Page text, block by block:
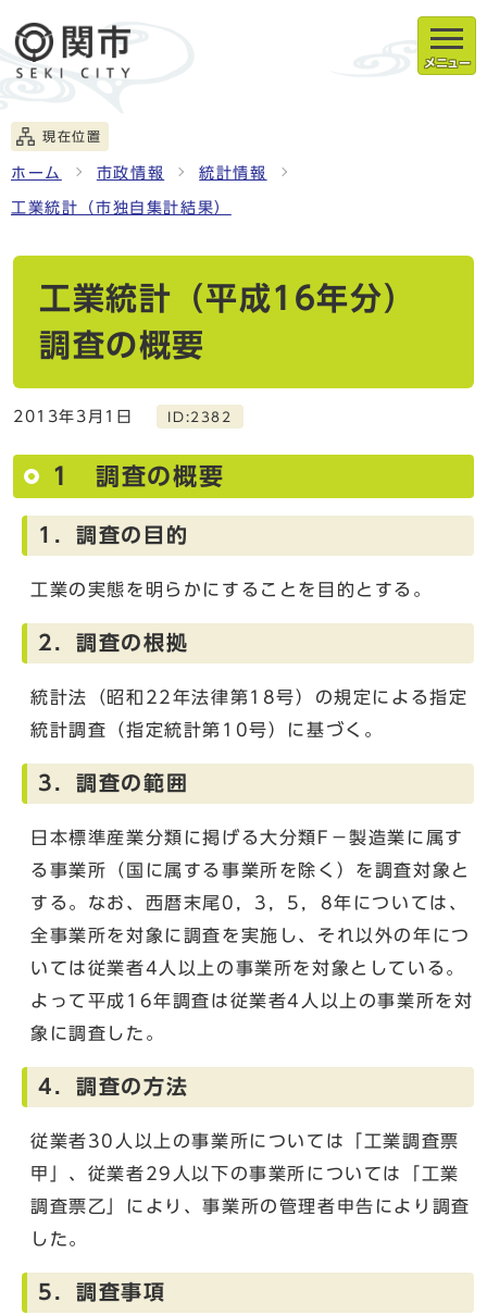
メニュー
現在位置
ホーム 市政情報 統計情報
工業統計（市独自集計結果）
工業統計（平成16年分）
調査の概要
2013年3月1日 ID:2382
1 調査の概要
1．調査の目的
工業の実態を明らかにすることを目的とする。
2．調査の根拠
統計法（昭和22年法律第18号）の規定による指定
統計調査（指定統計第10号）に基づく。
3．調査の範囲
日本標準産業分類に掲げる大分類F－製造業に属す
る事業所（国に属する事業所を除く）を調査対象と
する。なお、西暦末尾0，3，5，8年については、
全事業所を対象に調査を実施し、それ以外の年につ
いては従業者4人以上の事業所を対象としている。
よって平成16年調査は従業者4人以上の事業所を対
象に調査した。
4．調査の方法
従業者30人以上の事業所については「工業調査票
甲」、従業者29人以下の事業所については「工業
調査票乙」により、事業所の管理者申告により調査
した。
5．調査事項